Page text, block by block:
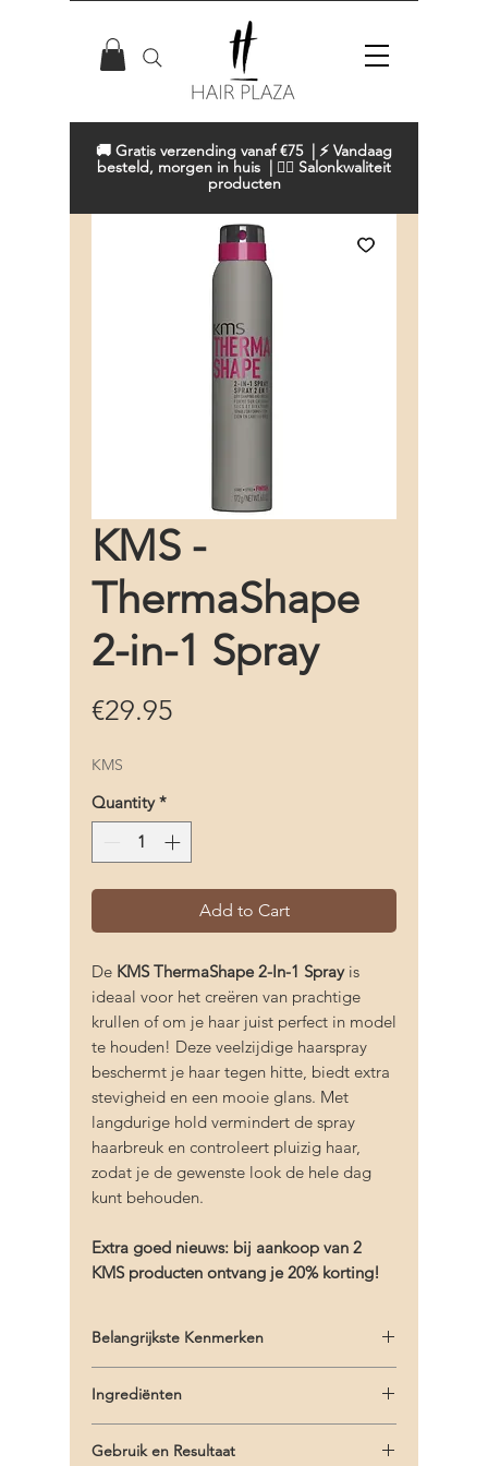
🚚 Gratis verzending vanaf €75 | ⚡ Vandaag
besteld, morgen in huis | 💇‍♀️ Salonkwaliteit
producten
KMS -
ThermaShape
2-in-1 Spray
€29.95
KMS
Quantity *
Add to Cart
De KMS ThermaShape 2-In-1 Sprayis
ideaal voor het creëren van prachtige
krullen of om je haar juist perfect in model
te houden! Deze veelzijdige haarspray
beschermt je haar tegen hitte, biedt extra
stevigheid en een mooie glans. Met
langdurige hold vermindert de spray
haarbreuk en controleert pluizig haar,
zodat je de gewenste look de hele dag
kunt behouden.
Extra goed nieuws: bij aankoop van 2
KMS producten ontvang je 20% korting!
Belangrijkste Kenmerken
Vermindert haarbreuk en pluizig haar
Biedt hittebescherming en natuurlijke
glans
Ingrediënten
Acrylates Copolymer, Mentha Aquatica
Gebruik en Resultaat